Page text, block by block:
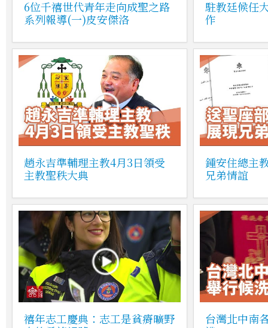
6位千禧世代青年走向成聖之路
系列報導(一)皮安傑洛
駐教廷候任
作
趙永吉準輔理主教4月3日領受
主教聖秩大典
鍾安住總主
兄弟情誼
禧年志工慶典：志工是貧瘠曠野
台灣北中南